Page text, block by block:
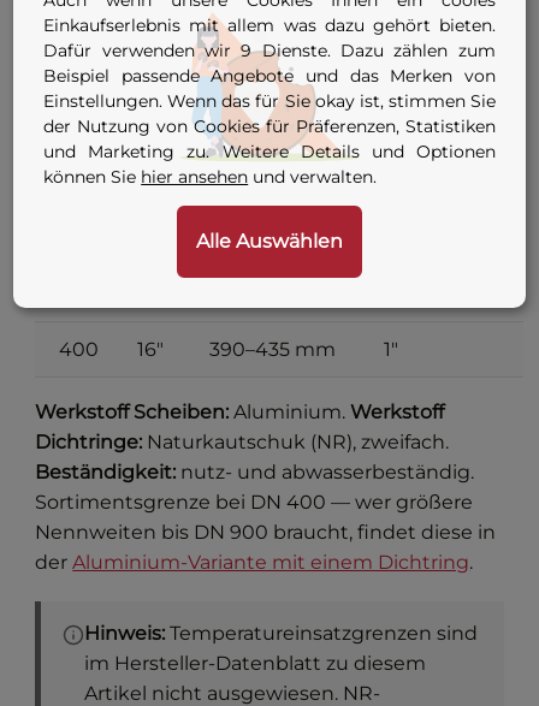
250 10" 245–270 mm 1"
275 11" 274–328 mm 1"
300 12" 295–325 mm 1"
325 13" 325–360 mm
350–385 mm
400 16" 390–435 mm 1"
Werkstoff Scheiben: Aluminium.Werkstoff
Dichtringe: Naturkautschuk (NR), zweifach.
Beständigkeit: nutz- und abwasserbeständig.
Sortimentsgrenze bei DN 400 — wer größere
Nennweiten bis DN 900 braucht, findet diese in
derAluminium-Variante mit einem Dichtring.
Hinweis: Temperatureinsatzgrenzen sind
im Hersteller-Datenblatt zu diesem
Artikel nicht ausgewiesen. NR-
Einkaufserlebnis mit allem was dazu gehört bieten.
Dafür verwenden wir 9 Dienste. Dazu zählen zum
Beispiel passende Angebote und das Merken von
Einstellungen. Wenn das für Sie okay ist, stimmen Sie
der Nutzung von Cookies für Präferenzen, Statistiken
und Marketing zu. Weitere Details und Optionen
können Sie hier ansehen und verwalten.
Alle Auswählen